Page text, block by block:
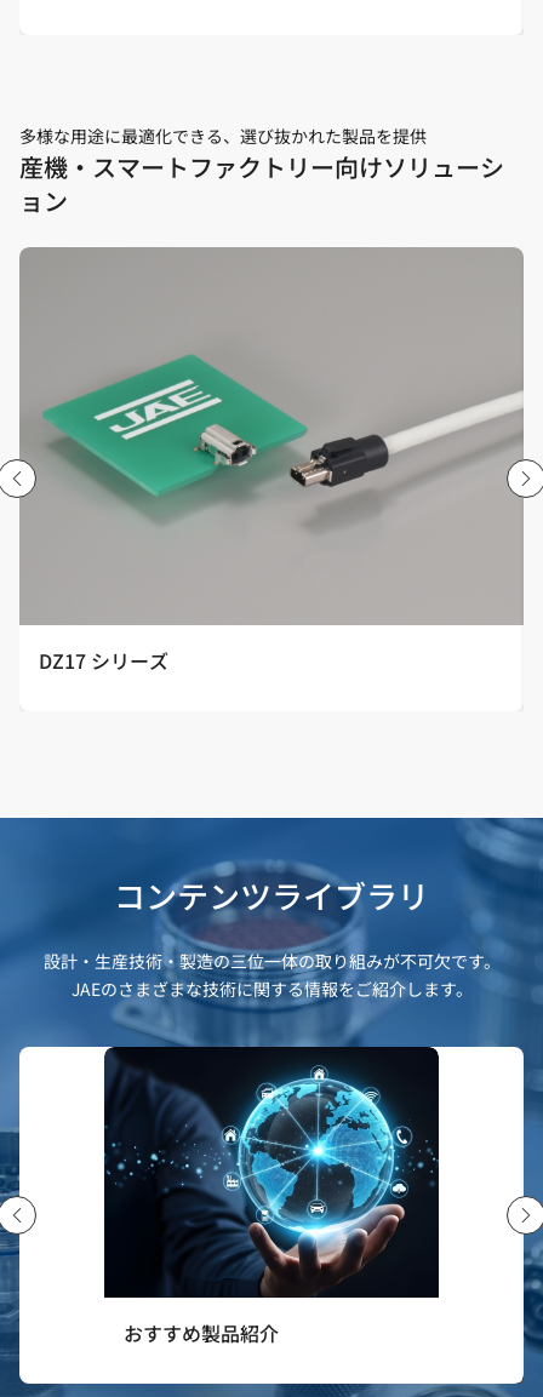
多様な用途に最適化できる、選び抜かれた製品を提供
産機・スマートファクトリー向けソリューシ
ョン
DZ17 シリーズ
コンテンツライブラリ
設計・生産技術・製造の三位一体の取り組みが不可欠です。
JAEのさまざまな技術に関する情報をご紹介します。
おすすめ製品紹介